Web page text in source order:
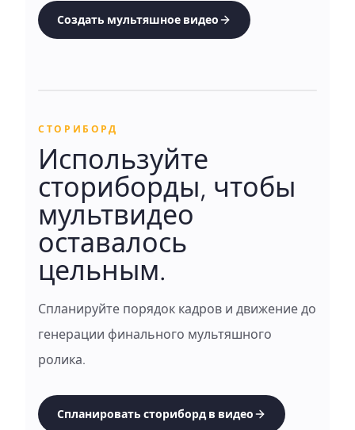
Создать мультяшное видео
СТОРИБОРД
Используйте
сториборды, чтобы
мультвидео
оставалось
цельным.
Спланируйте порядок кадров и движение до
генерации финального мультяшного
ролика.
Спланировать сториборд в видео